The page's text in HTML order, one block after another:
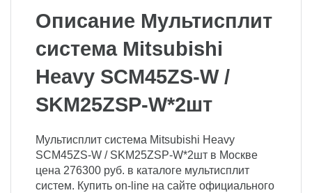
Описание Мультисплит
система Mitsubishi
Heavy SCM45ZS-W /
SKM25ZSP-W*2шт
Мультисплит система Mitsubishi Heavy
SCM45ZS-W / SKM25ZSP-W*2шт в Москве
цена 276300 руб. в каталоге мультисплит
систем. Купить on-line на сайте официального